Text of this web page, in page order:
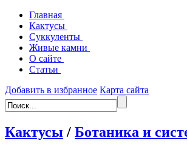
Главная
Кактусы
Суккуленты
Живые камни
О сайте
Статьи
Добавить в избранное Карта сайта
Кактусы / Ботаника и